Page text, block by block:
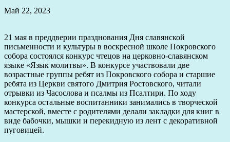
Май 22, 2023
21 мая в преддверии празднования Дня славянской
письменности и культуры в воскресной школе Покровского
собора состоялся конкурс чтецов на церковно-славянском
языке «Язык молитвы». В конкурсе участвовали две
возрастные группы ребят из Покровского собора и старшие
ребята из Церкви святого Дмитрия Ростовского, читали
отрывки из Часослова и псалмы из Псалтири. По ходу
конкурса остальные воспитанники занимались в творческой
мастерской, вместе с родителями делали закладки для книг в
виде бабочки, мышки и перекидную из лент с декоративной
пуговицей.